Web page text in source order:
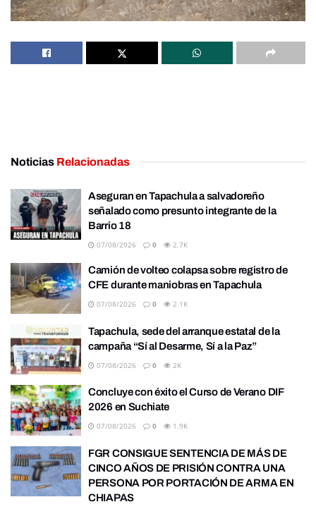
Noticias Relacionadas
Aseguran en Tapachula a salvadoreño
señalado como presunto integrante de la
Barrio 18
07/08/2026 0 2.7K
Camión de volteo colapsa sobre registro de
CFE durante maniobras en Tapachula
07/08/2026 0 2.1K
Tapachula, sede del arranque estatal de la
campaña “Sí al Desarme, Sí a la Paz”
07/08/2026 0 2K
Concluye con éxito el Curso de Verano DIF
2026 en Suchiate
07/08/2026 0 1.9K
FGR CONSIGUE SENTENCIA DE MÁS DE
CINCO AÑOS DE PRISIÓN CONTRA UNA
PERSONA POR PORTACIÓN DE ARMA EN
CHIAPAS